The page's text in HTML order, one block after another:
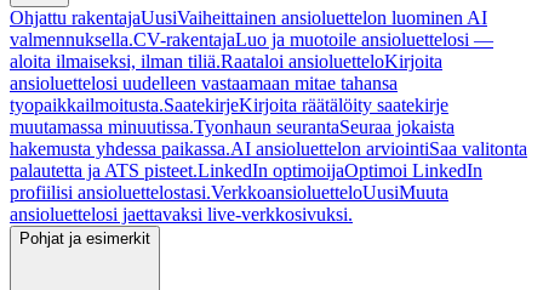
Ohjattu rakentajaUusiVaiheittainen ansioluettelon luominen AI
valmennuksella.CV-rakentajaLuo ja muotoile ansioluettelosi —
aloita ilmaiseksi, ilman tiliä.Raataloi ansioluetteloKirjoita
ansioluettelosi uudelleen vastaamaan mitae tahansa
tyopaikkailmoitusta.SaatekirjeKirjoita räätälöity saatekirje
muutamassa minuutissa.Tyonhaun seurantaSeuraa jokaista
hakemusta yhdessa paikassa.AI ansioluettelon arviointiSaa valitonta
palautetta ja ATS pisteet.LinkedIn optimoijaOptimoi LinkedIn
profiilisi ansioluettelostasi.VerkkoansioluetteloUusiMuuta
ansioluettelosi jaettavaksi live-verkkosivuksi.
Pohjat ja esimerkit